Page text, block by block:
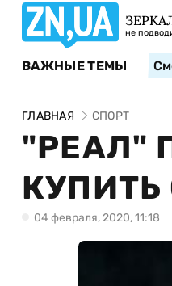
не
ВАЖНЫЕ ТЕМЫ
ГЛАВНАЯ СПОРТ
"РЕАЛ"
04 февраля, 2020, 11:18